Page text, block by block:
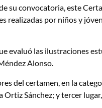
su convocatoria, este
realizadas por niños y
evaluó las ilustraciones
Alonso.
del certamen, en la
Ortiz Sánchez; y tercer